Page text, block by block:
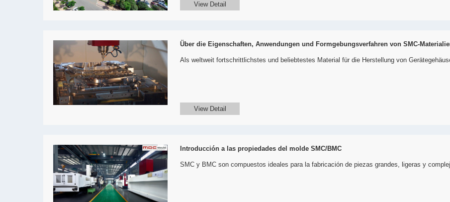
View Detail
Über die Eigenschaften, Anwendungen und Formgebungsverfahren von SMC-
Als weltweit fortschrittlichstes und beliebtestes Material für die Herstellung von
View Detail
Introducción a las propiedades del molde SMC/BMC
SMC y BMC son compuestos ideales para la fabricación de piezas grandes, ligeras y